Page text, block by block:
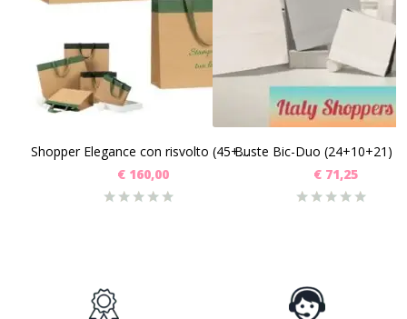
SCEGLI
Shopper Elegance con risvolto (45+15x35) Pz 100
€160,00
SCEGLI
Buste Bic-Duo (24+10+21)
€71,25